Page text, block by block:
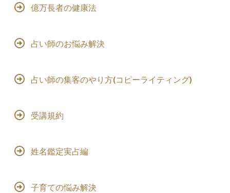
億万長者の健康法
占い師のお悩み解決
占い師の集客のやり方(コピーライティング)
受講規約
姓名鑑定実占編
子育ての悩み解決